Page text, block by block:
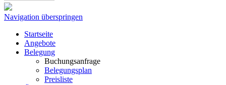
Navigation überspringen
Startseite
Angebote
Belegung
Buchungsanfrage
Belegungsplan
Preisliste